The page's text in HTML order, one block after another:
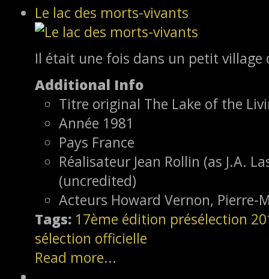
Le lac des morts-vivants
Il était une fois dans un petit village
Additional Info
Titre original The Lake of the
Année 1981
Pays France
Réalisateur Jean Rollin (as J.A.
(uncredited)
Acteurs Howard Vernon, Pierre-
Tags: 17ème édition présélection
sélection officielle
Read more...